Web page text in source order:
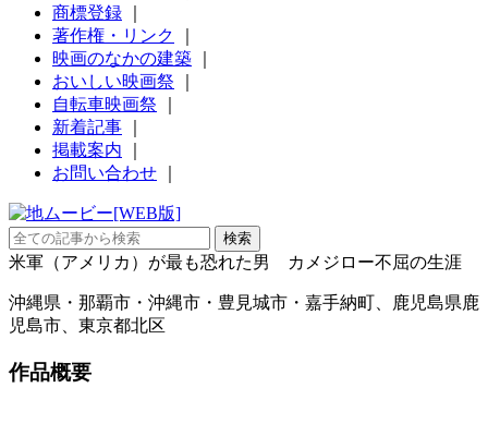
商標登録
著作権・リンク
映画のなかの建築
おいしい映画祭
自転車映画祭
新着記事
掲載案内
お問い合わせ
米軍（アメリカ）が最も恐れた男 カメジロー不屈の生涯
沖縄県・那覇市・沖縄市・豊見城市・嘉手納町、鹿児島県鹿
児島市、東京都北区
作品概要